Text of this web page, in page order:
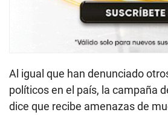
Al igual que han denunciado
políticos en el país, la campaña
dice que recibe amenazas de